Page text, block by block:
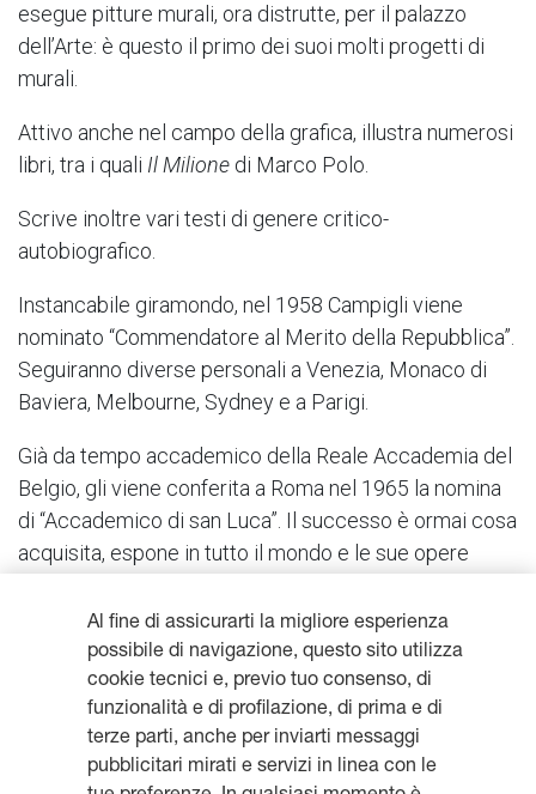
esegue pitture murali, ora distrutte, per il palazzo
dell’Arte: è questo il primo dei suoi molti progetti di
murali.
Attivo anche nel campo della grafica, illustra numerosi
libri, tra i quali Il Milione di Marco Polo.
Scrive inoltre vari testi di genere critico-
autobiografico.
Instancabile giramondo, nel 1958 Campigli viene
nominato “Commendatore al Merito della Repubblica”.
Seguiranno diverse personali a Venezia, Monaco di
Baviera, Melbourne, Sydney e a Parigi.
Già da tempo accademico della Reale Accademia del
Belgio, gli viene conferita a Roma nel 1965 la nomina
di “Accademico di san Luca”. Il successo è ormai cosa
acquisita, espone in tutto il mondo e le sue opere
internazionali.
Resta aggiornato, iscriviti alla
Al fine di assicurarti la migliore esperienza
possibile di navigazione, questo sito utilizza
cookie tecnici e, previo tuo consenso, di
funzionalità e di profilazione, di prima e di
terze parti, anche per inviarti messaggi
pubblicitari mirati e servizi in linea con le